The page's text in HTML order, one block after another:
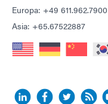
Europa: +49 611.962.7900
Asia: +65.67522887